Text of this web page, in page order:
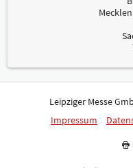
Leipziger Messe
Impressum